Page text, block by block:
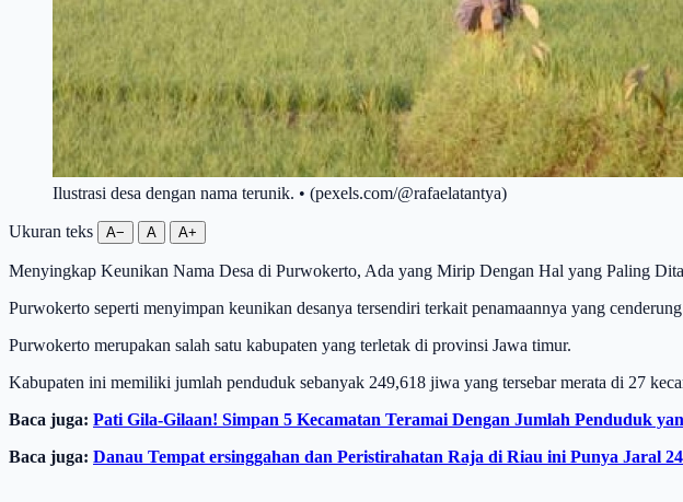
Ilustrasi desa dengan nama terunik. • (pexels.com/@rafaelatantya)
Ukuran teks A− A A+
Menyingkap Keunikan Nama Desa di Purwokerto, Ada yang Mirip Dengan Hal yang Paling
Purwokerto seperti menyimpan keunikan desanya tersendiri terkait penamaannya yang
Purwokerto merupakan salah satu kabupaten yang terletak di provinsi Jawa timur.
Kabupaten ini memiliki jumlah penduduk sebanyak 249,618 jiwa yang tersebar merata di 27
Baca juga: Pati Gila-Gilaan! Simpan 5 Kecamatan Teramai Dengan Jumlah Penduduk
Baca juga: Danau Tempat ersinggahan dan Peristirahatan Raja di Riau ini Punya Jaral